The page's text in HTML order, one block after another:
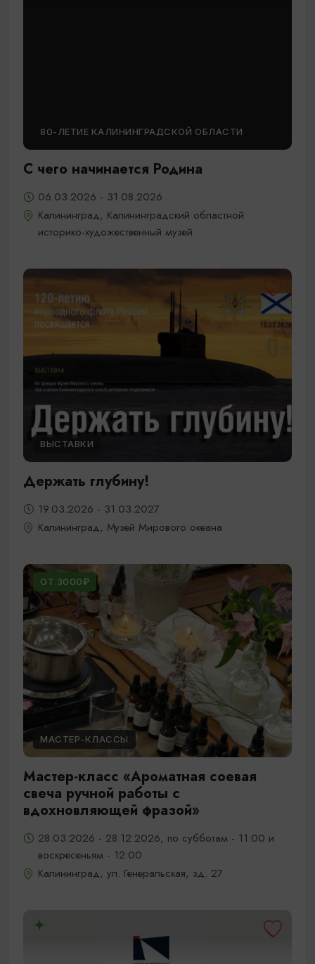
80-ЛЕТИЕ КАЛИНИНГРАДСКОЙ ОБЛАСТИ
С чего начинается Родина
06.03.2026 - 31.08.2026
Калининград, Калининградский областной
историко-художественный музей
ВЫСТАВКИ
Держать глубину!
19.03.2026 - 31.03.2027
Калининград, Музей Мирового океана
ОТ 3000₽
МАСТЕР-КЛАССЫ
Мастер-класс «Ароматная соевая
свеча ручной работы с
вдохновляющей фразой»
28.03.2026 - 28.12.2026, по субботам - 11:00 и
воскресеньям - 12:00
Калининград, ул. Генеральская, зд. 27